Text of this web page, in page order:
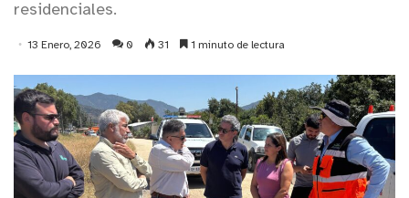
residenciales.
13 Enero, 2026 0 31 1 minuto de lectura